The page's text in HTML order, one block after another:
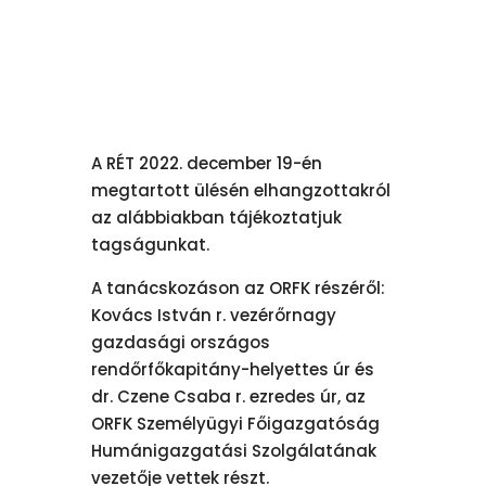
A RÉT 2022. december 19-én
megtartott ülésén elhangzottakról
az alábbiakban tájékoztatjuk
tagságunkat.
A tanácskozáson az ORFK részéről:
Kovács István r. vezérőrnagy
gazdasági országos
rendőrfőkapitány-helyettes úr és
dr. Czene Csaba r. ezredes úr, az
ORFK Személyügyi Főigazgatóság
Humánigazgatási Szolgálatának
vezetője vettek részt.